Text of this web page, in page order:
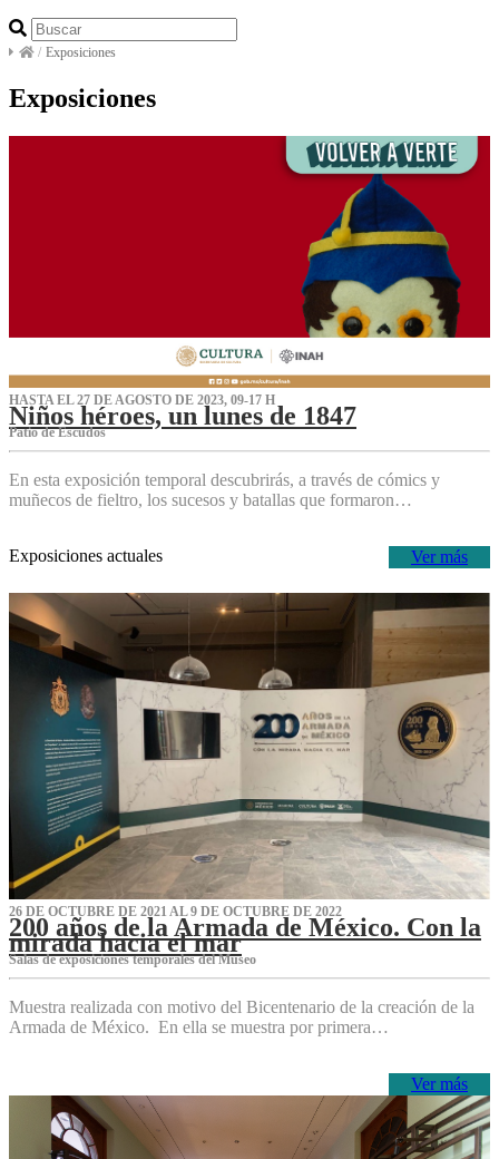
/ Exposiciones
Exposiciones
HASTA EL 27 DE AGOSTO DE 2023, 09-17 H
Niños héroes, un lunes de 1847
Patio de Escudos
En esta exposición temporal descubrirás, a través de cómics y
muñecos de fieltro, los sucesos y batallas que formaron…
Ver más
Exposiciones actuales
26 DE OCTUBRE DE 2021 AL 9 DE OCTUBRE DE 2022
200 años de la Armada de México. Con la
mirada hacia el mar
Salas de exposiciones temporales del Museo‌
Muestra realizada con motivo del Bicentenario de la creación de la
Armada de México. En ella se muestra por primera…
Ver más